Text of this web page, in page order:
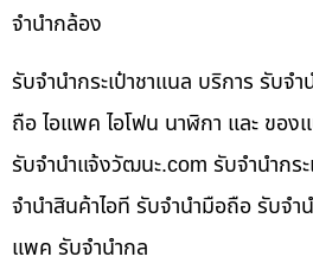
จำนำกล้อง
รับจำนำกระเป๋าชาแนล บริการ รับจ
ถือ ไอแพค ไอโฟน นาฬิกา และ ของ
รับจํานําแจ้งวัฒนะ.com รับจำนำกร
จำนำสินค้าไอที รับจำนำมือถือ รับจำ
แพค รับจำนำกล